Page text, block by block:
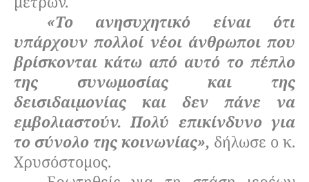
«Το ανησυχητικό είναι ότι
υπάρχουν πολλοί νέοι άνθρωποι που
βρίσκονται κάτω από αυτό το πέπλο
της συνωμοσίας και της
δεισιδαιμονίας και δεν πάνε να
εμβολιαστούν. Πολύ επικίνδυνο για
το σύνολο της κοινωνίας», δήλωσε ο κ.
Χρυσόστομος.